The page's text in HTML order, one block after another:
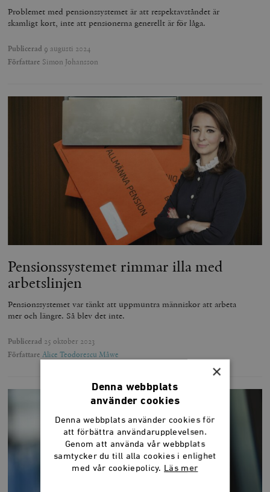
Problemet med pensionssystemet är att respektavståndet är
skamligt kort, inte att pensionerna generellt är för låga.
Publicerad 9 augusti 2024
Författare Simon Johansson
Pensionssystemet rimmar illa med
arbetslinjen
Pensionssystemet var tänkt att uppmuntra människor att arbeta
mer och längre. Så blev det inte.
Publicerad 25 oktober 2023
Författare Alice Teodorescu Måwe
×
Denna webbplats
använder cookies
Denna webbplats använder cookies för
att förbättra användarupplevelsen.
Genom att använda vår webbplats
samtycker du till alla cookies i enlighet
med vår cookiepolicy. Läs mer